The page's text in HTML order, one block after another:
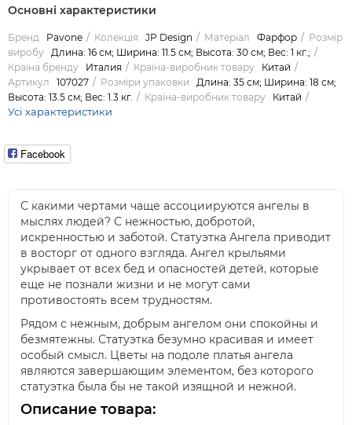
Основні характеристики
Бренд Pavone Колекція JP Design Матеріал Фарфор
Розмір
виробу Длина: 16 см; Ширина: 11.5 см; Высота: 30 см; Вес: 1 кг.;
Країна бренду
Италия Країна-виробник товару
Китай
Артикул
107027 Розміри упаковки
Длина: 35 см; Ширина: 18 см;
Высота: 13.5 см; Вес: 1.3 кг.
Країна-виробник товару Китай
Усі характеристики
Facebook
С какими чертами чаще ассоциируются ангелы в
мыслях людей? С нежностью, добротой,
искренностью и заботой. Статуэтка Ангела приводит
в восторг от одного взгляда. Ангел крыльями
укрывает от всех бед и опасностей детей, которые
еще не познали жизни и не могут сами
противостоять всем трудностям.
Рядом с нежным, добрым ангелом они спокойны и
безмятежны. Статуэтка безумно красивая и имеет
особый смысл. Цветы на подоле платья ангела
являются завершающим элементом, без которого
статуэтка была бы не такой изящной и нежной.
Описание товара: